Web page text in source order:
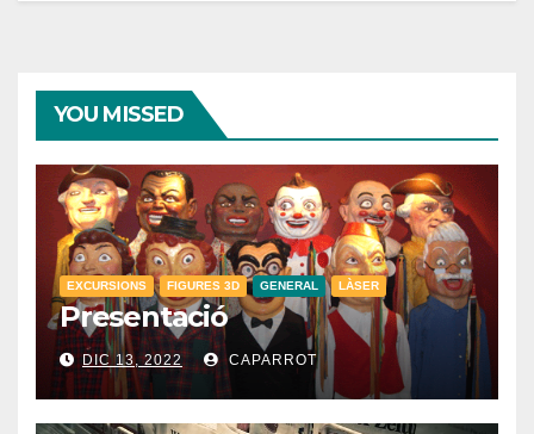
YOU MISSED
EXCURSIONS FIGURES 3D GENERAL LÀSER
Presentació
DIC 13, 2022 CAPARROT